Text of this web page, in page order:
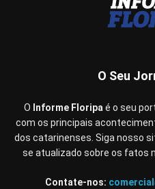
O Seu
O Informe Floripaé o seu
com os principais
dos catarinenses. Siga nosso
se atualizado sobre os fatos
Contate-nos: